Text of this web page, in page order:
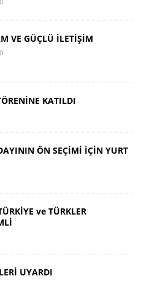
VE GÜÇLÜ İLETİŞİM
0
KATILDI
ÖN SEÇİMİ İÇİN YURT
ve TÜRKLER
UYARDI